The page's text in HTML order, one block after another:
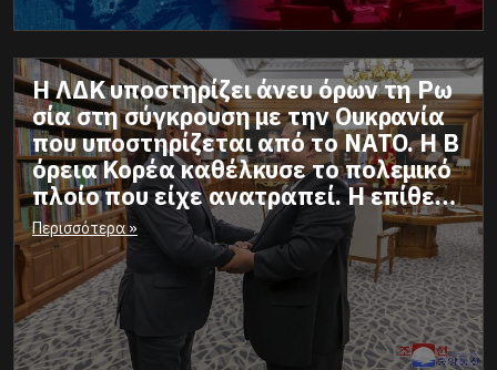
Η ΛΔΚ υποστηρίζει άνευ όρων τη Ρω
σία στη σύγκρουση με την Ουκρανία
που υποστηρίζεται από το ΝΑΤΟ. Η Β
όρεια Κορέα καθέλκυσε το πολεμικό
πλοίο που είχε ανατραπεί. Η επίθεση
στα αεροδρόμια της Ρωσίας, πότε θα
γίνει το πραξικόπημα για να φάνε το
ν Ερντογάν
Περισσότερα »